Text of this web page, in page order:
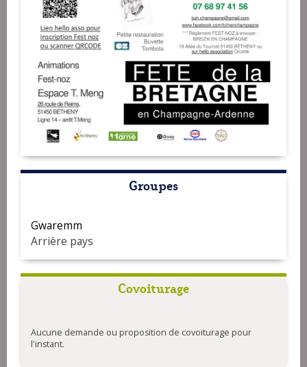
Groupes
Gwaremm
Arrière pays
Covoiturage
Aucune demande ou proposition de covoiturage pour
l'instant.